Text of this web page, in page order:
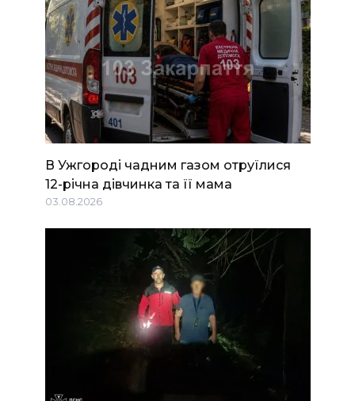
В Ужгороді чадним газом отруїлися
12-річна дівчинка та її мама
03.08.2026